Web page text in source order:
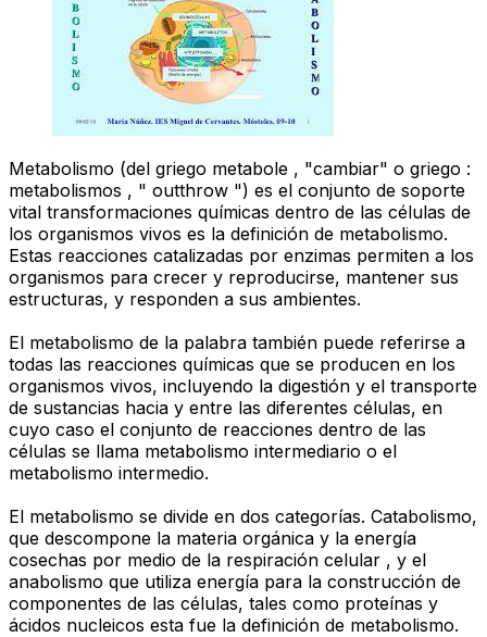
Metabolismo (del griego metabole , "cambiar" o griego :
metabolismos , " outthrow ") es el conjunto de soporte
vital transformaciones químicas dentro de las células de
los organismos vivos es la definición de metabolismo.
Estas reacciones catalizadas por enzimas permiten a los
organismos para crecer y reproducirse, mantener sus
estructuras, y responden a sus ambientes.
El metabolismo de la palabra también puede referirse a
todas las reacciones químicas que se producen en los
organismos vivos, incluyendo la digestión y el transporte
de sustancias hacia y entre las diferentes células, en
cuyo caso el conjunto de reacciones dentro de las
células se llama metabolismo intermediario o el
metabolismo intermedio.
El metabolismo se divide en dos categorías. Catabolismo,
que descompone la materia orgánica y la energía
cosechas por medio de la respiración celular , y el
anabolismo que utiliza energía para la construcción de
componentes de las células, tales como proteínas y
ácidos nucleicos esta fue la definición de metabolismo.